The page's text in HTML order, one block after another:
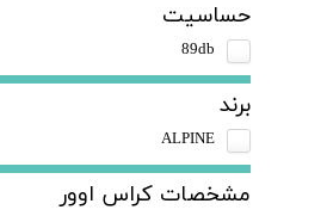
حساسیت
89db
برند
ALPINE
مشخصات کراس اوور